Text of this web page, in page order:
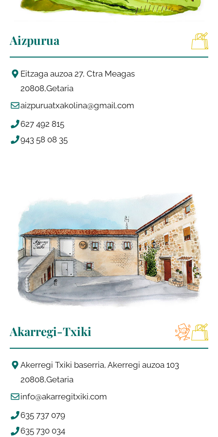
Aizpurua
Eitzaga auzoa 27, Ctra Meagas
20808 Getaria
aizpuruatxakolina@gmail.com
627 492 815
943 58 08 35
Akarregi-Txiki
Akerregi Txiki baserria, Akerregi auzoa 103
20808 Getaria
info@akarregitxiki.com
635 737 079
635 730 034